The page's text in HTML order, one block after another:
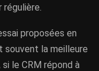
régulière.
proposées en
souvent la meilleure
le CRM répond à